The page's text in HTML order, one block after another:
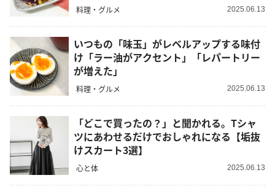
料理・グルメ 2025.06.13
いつもの「味玉」がレベルアップする味付
け「ラー油がアクセント」「レパートリー
が増えた」
料理・グルメ 2025.06.13
「どこで買ったの？」と聞かれる。Tシャ
ツにあわせるだけでおしゃれになる【垢抜
けスカート3選】
心と体 2025.06.13